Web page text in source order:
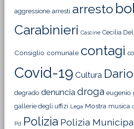
aggressione arresti arresto
Carabinieri Cascine Cecilia
Consiglio comunale contagi
Covid-19 Cultura
degrado denuncia droga eugenio
gallerie degli uffizi Lega Mostra musica
Pd Polizia Polizia